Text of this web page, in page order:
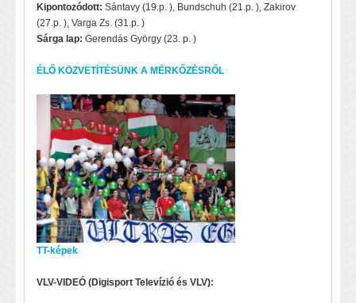
Kipontozódott: Sántavy (19.p. ), Bundschuh (21.p. ), Zakirov
(27.p. ), Varga Zs. (31.p. )
Sárga lap: Gerendás György (23. p. )
ÉLŐ KÖZVETÍTÉSÜNK A MÉRKŐZÉSRŐL
TT-képek
VLV-VIDEÓ (Digisport Televízió és VLV):